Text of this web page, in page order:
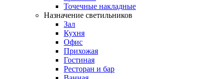
Точечные накладные
Назначение светильников
Зал
Кухня
Офис
Прихожая
Гостиная
Ресторан и бар